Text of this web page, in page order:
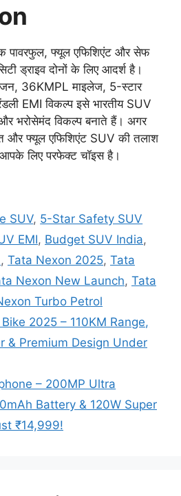
फ्यूल एफिशिएंट और सेफ
ड्राइव दोनों के लिए आदर्श है।
36KMPL माइलेज, 5-स्टार
EMI विकल्प इसे भारतीय SUV
भरोसेमंद विकल्प बनाते हैं। अगर
और फ्यूल एफिशिएंट SUV की तलाश
लिए परफेक्ट चॉइस है।
SUV, 5-Star Safety SUV
EMI, Budget SUV India,
, Tata Nexon 2025, Tata
Nexon New Launch, Tata
Turbo Petrol
2025 – 110KM Range,
& Premium Design Under
– 200MP Ultra
Battery & 120W Super
₹14,999!